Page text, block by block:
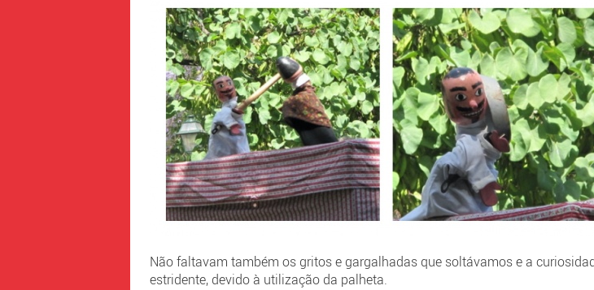
Não faltavam também os gritos e gargalhadas que soltávamos e a
estridente, devido à utilização da palheta.